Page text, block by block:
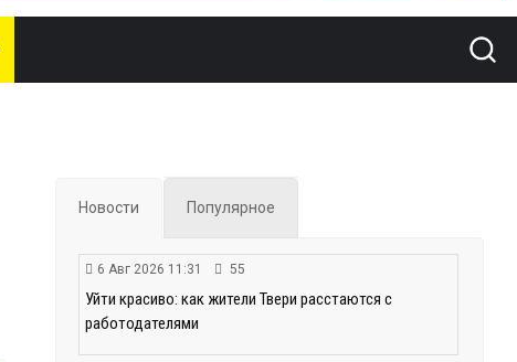
Новости Популярное
6 Авг 2026 11:31 55
Уйти красиво: как жители Твери расстаются с
работодателями